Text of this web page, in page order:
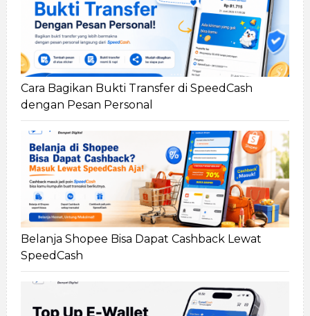
Cara Bagikan Bukti Transfer di SpeedCash
dengan Pesan Personal
Belanja Shopee Bisa Dapat Cashback Lewat
SpeedCash